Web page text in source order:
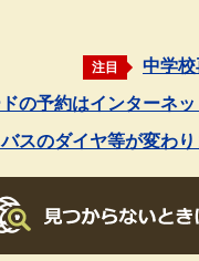
注目 中学
の予約はインターネ
スのダイヤ等が変わ